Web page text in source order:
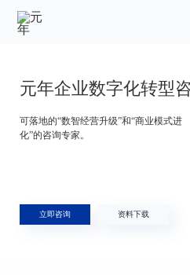
元年企业数字化转型
可落地的“数智经营升级”和“商业模式进
化”的咨询专家。
立即咨询 资料下载